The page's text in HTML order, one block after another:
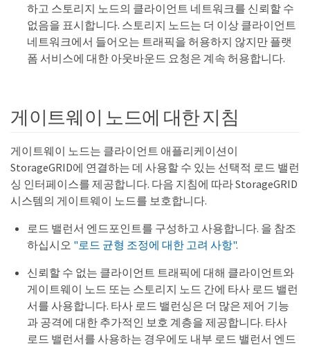
하고 스토리지 노드의 클라이언트 네트워크를 신뢰할 수
없음을 표시합니다. 스토리지 노드는 더 이상 클라이언트
네트워크에서 들어오는 트래픽을 허용하지 않지만 플랫
폼 서비스에 대한 아웃바운드 요청은 계속 허용합니다.
게이트웨이 노드에 대한 지침
게이트웨이 노드는 클라이언트 애플리케이션이
StorageGRID에 연결하는 데 사용할 수 있는 선택적 로드 밸런
싱 인터페이스를 제공합니다. 다음 지침에 따라 StorageGRID
시스템의 게이트웨이 노드를 보호합니다.
로드 밸런서 엔드포인트를 구성하고 사용합니다. 을 참조
하십시오 "로드 균형 조정에 대한 고려 사항".
신뢰할 수 없는 클라이언트 트래픽에 대해 클라이언트와
게이트웨이 노드 또는 스토리지 노드 간에 타사 로드 밸런
서를 사용합니다. 타사 로드 밸런싱은 더 많은 제어 기능
과 공격에 대한 추가적인 보호 계층을 제공합니다. 타사
로드 밸런서를 사용하는 경우에도 내부 로드 밸런서 엔드